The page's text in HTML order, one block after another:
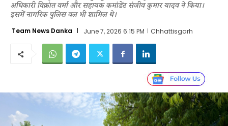
अधिकारी विक्रांत वर्मा और सहायक कमांडेंट संजीव कुमार यादव ने किया।
इसमें नागरिक पुलिस बल भी शामिल थे।
Team News Danka June 7, 2026 6:15 PM Chhattisgarh